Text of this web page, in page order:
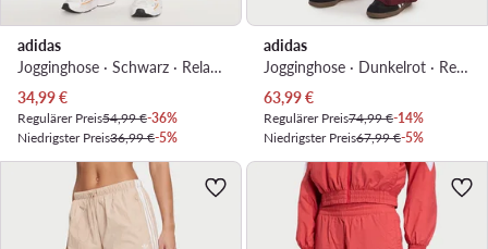
adidas
Jogginghose · Schwarz · Relaxed Fit
Aktueller Preis
34,99€
Regulärer Preis54,99 €-36%
Niedrigster Preis36,99 €-5%
adidas
Jogginghose · Dunkelrot · Relaxed Fit
Aktueller Preis
63,99€
Regulärer Preis74,99 €-14%
Niedrigster Preis67,99 €-5%